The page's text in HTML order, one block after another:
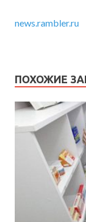
news.rambler.ru
ПОХОЖИЕ